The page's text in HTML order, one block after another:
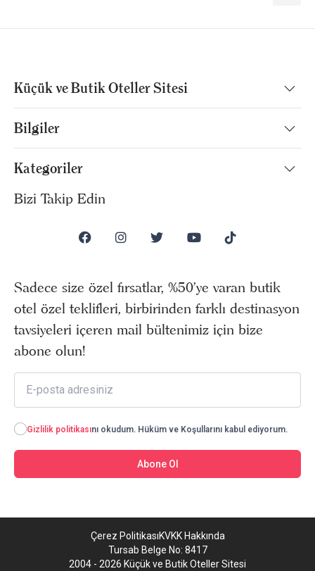
Küçük ve Butik Oteller Sitesi
Bilgiler
Kategoriler
Bizi Takip Edin
Sadece size özel fırsatlar, %50’ye varan butik
otel özel teklifleri, birbirinden farklı destinasyon
tavsiyeleri içeren mail bültenimiz için bize
abone olun!
Gizlilik politikasını okudum. Hüküm ve Koşullarını kabul ediyorum.
Abone Ol
2004 - 2026 Küçük ve Butik Oteller Sitesi
Tursab Belge No: 8417
Çerez PolitikasıKVKK Hakkında